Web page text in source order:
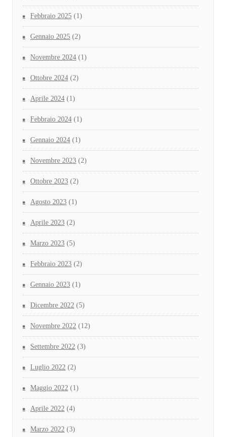
Febbraio 2025 (1)
Gennaio 2025 (2)
Novembre 2024 (1)
Ottobre 2024 (2)
Aprile 2024 (1)
Febbraio 2024 (1)
Gennaio 2024 (1)
Novembre 2023 (2)
Ottobre 2023 (2)
Agosto 2023 (1)
Aprile 2023 (2)
Marzo 2023 (5)
Febbraio 2023 (2)
Gennaio 2023 (1)
Dicembre 2022 (5)
Novembre 2022 (12)
Settembre 2022 (3)
Luglio 2022 (2)
Maggio 2022 (1)
Aprile 2022 (4)
Marzo 2022 (3)